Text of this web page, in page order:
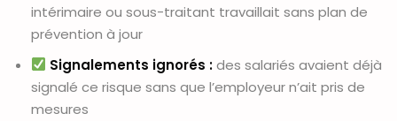
intérimaire ou sous-traitant travaillait sans plan de
prévention à jour
Signalements ignorés :des salariés avaient déjà
signalé ce risque sans que l’employeur n’ait pris de
mesures